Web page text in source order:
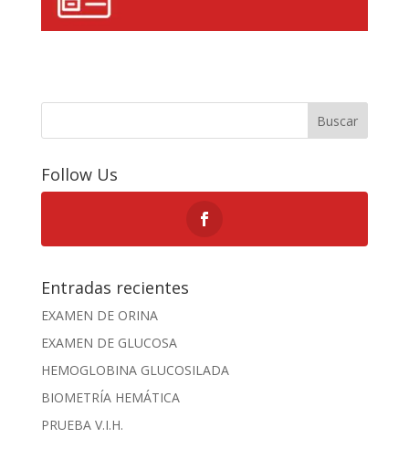
Buscar
Follow Us
Entradas recientes
EXAMEN DE ORINA
EXAMEN DE GLUCOSA
HEMOGLOBINA GLUCOSILADA
BIOMETRÍA HEMÁTICA
PRUEBA V.I.H.